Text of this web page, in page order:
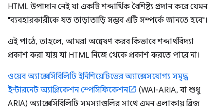
HTML উপাদান নেই যা একটি শব্দার্থিক বৈশিষ্ট্য প্রদান করে যেমন
"ব্যবহারকারীকে যত তাড়াতাড়ি সম্ভব এটি সম্পর্কে জানতে হবে"।
এই পাঠে, তাহলে, আমরা অন্বেষণ করব কিভাবে শব্দার্থবিদ্যা
প্রকাশ করা যায় যা HTML নিজে থেকে প্রকাশ করতে পারে না।
ওয়েব অ্যাক্সেসিবিলিটি ইনিশিয়েটিভের অ্যাক্সেসযোগ্য সমৃদ্ধ
ইন্টারনেট অ্যাপ্লিকেশন স্পেসিফিকেশন
(WAI-ARIA, বা শুধু
ARIA) অ্যাক্সেসিবিলিটি সমস্যাগুলির সাথে এমন এলাকায় ব্রিজ